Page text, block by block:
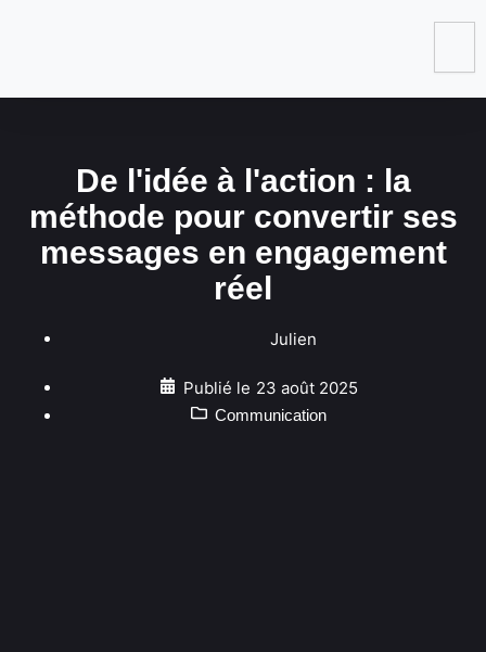
De l'idée à l'action : la
méthode pour convertir ses
messages en engagement
réel
Julien
Publié le 23 août 2025
Communication